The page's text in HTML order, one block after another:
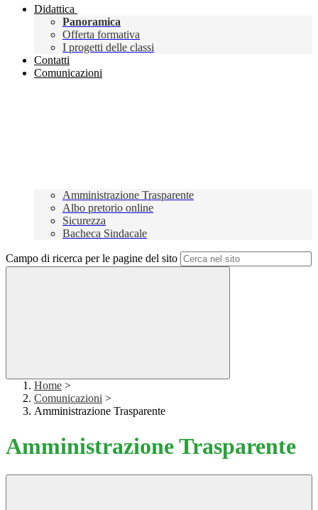
Didattica
Panoramica
Offerta formativa
I progetti delle classi
Contatti
Comunicazioni
Amministrazione Trasparente
Albo pretorio online
Sicurezza
Bacheca Sindacale
Campo di ricerca per le pagine del sito
Home >
Comunicazioni >
Amministrazione Trasparente
Amministrazione Trasparente